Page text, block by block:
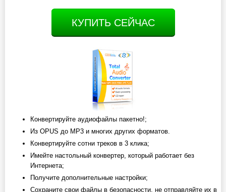
КУПИТЬ СЕЙЧАС
Конвертируйте аудиофайлы пакетно!;
Из OPUS до MP3 и многих других форматов.
Конвертируйте сотни треков в 3 клика;
Имейте настольный конвертер, который работает без
Интернета;
Получите дополнительные настройки;
Сохраните свои файлы в безопасности, не отправляйте их в